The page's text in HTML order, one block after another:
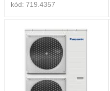
kód: 719.4357